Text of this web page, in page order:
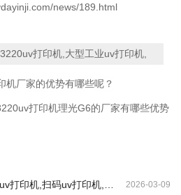
news/189.html
打印机,大型工业uv打印机,
机厂家的优势有哪些呢？
打印机理光G6的厂家有哪些优势
2026-03-09
打印机,扫码uv打印机,纪